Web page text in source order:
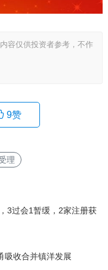
容仅供投资者参考，不作
9赞
理
3过会1暂缓，2家注册获
吸收合并镇洋发展